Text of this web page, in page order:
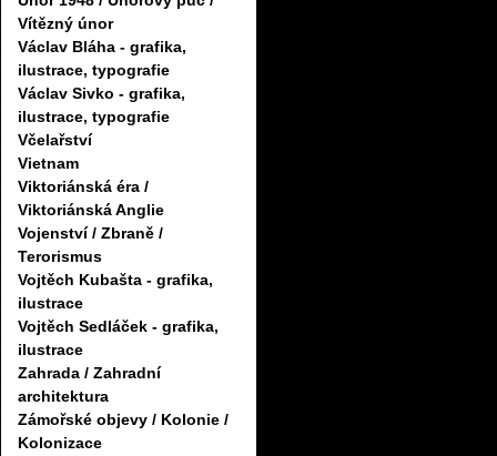
Vítězný únor
Václav Bláha - grafika,
ilustrace, typografie
Václav Sivko - grafika,
ilustrace, typografie
Včelařství
Vietnam
Viktoriánská éra /
Viktoriánská Anglie
Vojenství / Zbraně /
Terorismus
Vojtěch Kubašta - grafika,
ilustrace
Vojtěch Sedláček - grafika,
ilustrace
Zahrada / Zahradní
architektura
Zámořské objevy / Kolonie /
Kolonizace